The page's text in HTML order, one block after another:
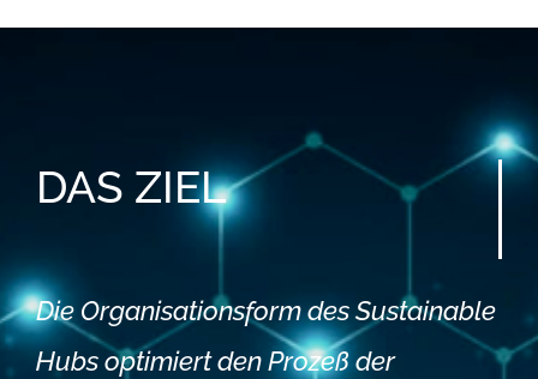
DAS ZIEL
Die Organisationsform des Sustainable
Hubs optimiert den Prozeß der